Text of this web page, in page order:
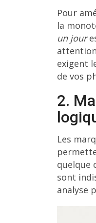
Pour
la
un jour
exigent
de vos
2.
Les
quelque
sont
analyse